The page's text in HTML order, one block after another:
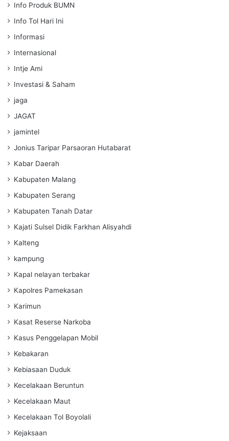
Info Produk BUMN
Info Tol Hari Ini
Informasi
Internasional
Intje Ami
Investasi & Saham
jaga
JAGAT
jamintel
Jonius Taripar Parsaoran Hutabarat
Kabar Daerah
Kabupaten Malang
Kabupaten Serang
Kabupaten Tanah Datar
Kajati Sulsel Didik Farkhan Alisyahdi
Kalteng
kampung
Kapal nelayan terbakar
Kapolres Pamekasan
Karimun
Kasat Reserse Narkoba
Kasus Penggelapan Mobil
Kebakaran
Kebiasaan Duduk
Kecelakaan Beruntun
Kecelakaan Maut
Kecelakaan Tol Boyolali
Kejaksaan